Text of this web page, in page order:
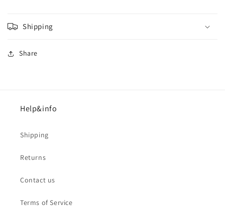
Shipping
Share
Help&info
Shipping
Returns
Contact us
Terms of Service